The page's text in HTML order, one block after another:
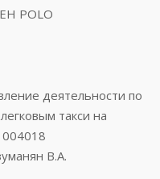
POLO
деятельности по
такси на
004018
В.А.